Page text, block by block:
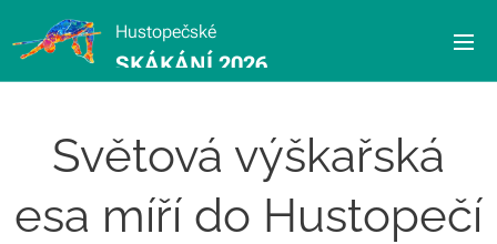
Hustopečské
SKÁKÁNÍ 2026
Světová výškařská
esa míří do Hustopečí